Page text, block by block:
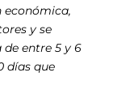
y se
entre 5 y 6
días que